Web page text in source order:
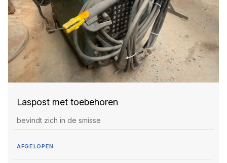
Laspost met toebehoren
bevindt zich in de smisse
AFGELOPEN